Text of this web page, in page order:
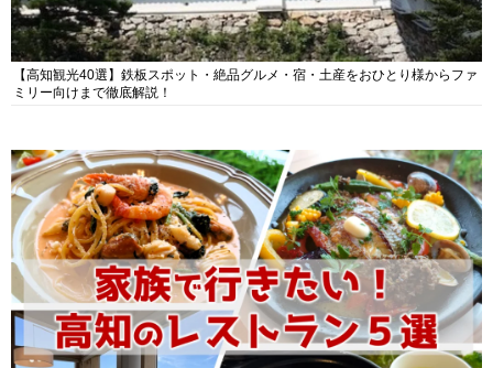
【高知観光40選】鉄板スポット・絶品グルメ・宿・土産をおひとり様からファ
ミリー向けまで徹底解説！